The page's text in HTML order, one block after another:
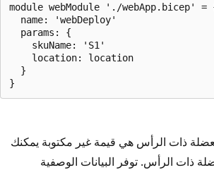
module webModule './webApp.bicep' =
  name: 'webDeploy'
  params: {
    skuName: 'S1'
    location: location
  }
ذات الرأس هي قيمة غير مكتوبة يمكنك
ذات الرأس. توفر البيانات الوصفية